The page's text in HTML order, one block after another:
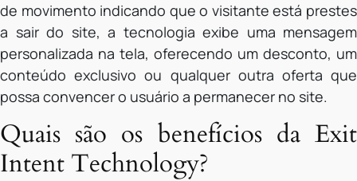
de movimento indicando que o visitante está prestes
a sair do site, a tecnologia exibe uma mensagem
personalizada na tela, oferecendo um desconto, um
conteúdo exclusivo ou qualquer outra oferta que
possa convencer o usuário a permanecer no site.
Quais são os benefícios da Exit
Intent Technology?